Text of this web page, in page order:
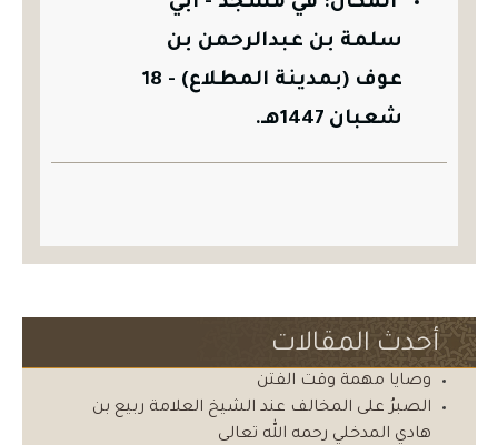
سلمة بن عبدالرحمن بن
عوف (بمدينة المطلاع) - 18
شعبان 1447هـ.
أحدث المقالات
وصايا مهمة وقت الفتن
الصبرُ على المخالف عند الشيخ العلامة ربيع بن
هادي المدخلي رحمه الله تعالى